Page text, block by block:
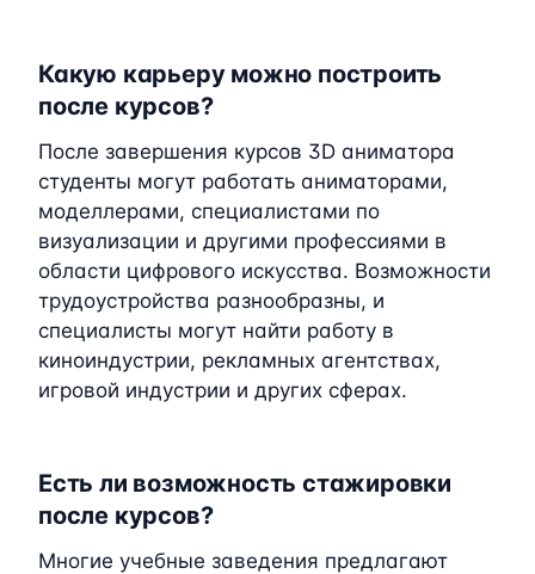
Какую карьеру можно построить
после курсов?
После завершения курсов 3D аниматора
студенты могут работать аниматорами,
моделлерами, специалистами по
визуализации и другими профессиями в
области цифрового искусства. Возможности
трудоустройства разнообразны, и
специалисты могут найти работу в
киноиндустрии, рекламных агентствах,
игровой индустрии и других сферах.
Есть ли возможность стажировки
после курсов?
Многие учебные заведения предлагают